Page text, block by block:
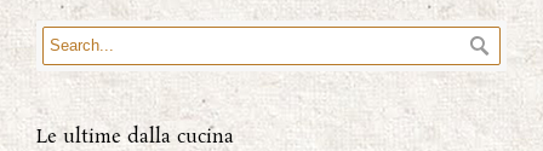
Le ultime dalla cucina